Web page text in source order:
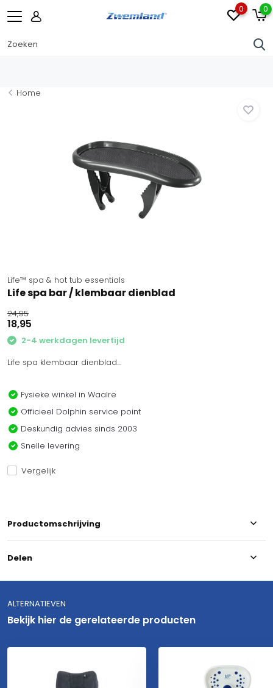
0 0
Home
Life™ spa & hot tub essentials
Life spa bar / klembaar dienblad
24,95
18,95
2-4 werkdagen levertijd
Life spa klembaar dienblad...
Fysieke winkel in Waalre
Officieel Dolphin service point
Deskundig advies sinds 2003
Snelle levering
Vergelijk
Productomschrijving
Delen
ALTERNATIEVEN
Bekijk hier de gerelateerde producten